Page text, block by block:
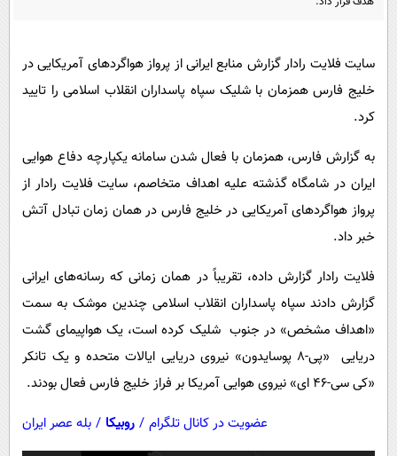
گوناگون
فرهنگی
اجتماعی
حیات وحش
سیاست خارجی
آشپزی
سایت فلایت رادار گزارش منابع ایرانی از پرواز هواگردهای آمریکایی در
خلیج فارس همزمان با شلیک سپاه پاسداران انقلاب اسلامی را تایید
کرد.
به گزارش فارس، همزمان با فعال شدن سامانه یکپارچه دفاع هوایی
ایران در شامگاه گذشته علیه اهداف متخاصم، سایت فلایت رادار از
پرواز هواگردهای آمریکایی در خلیج فارس در همان زمان تبادل آتش
خبر داد.
فلایت رادار گزارش داده، تقریباً در همان زمانی که رسانه‌های ایرانی
گزارش دادند سپاه پاسداران انقلاب اسلامی چندین موشک به سمت
«اهداف مشخص» در جنوب شلیک کرده است، یک هواپیمای گشت
دریایی «پی-۸ پوسایدون» نیروی دریایی ایالات متحده و یک تانکر
«کی سی-46 ای» نیروی هوایی آمریکا بر فراز خلیج فارس فعال بودند.
عضویت در کانال تلگرام / روبیکا / بله عصر ایران